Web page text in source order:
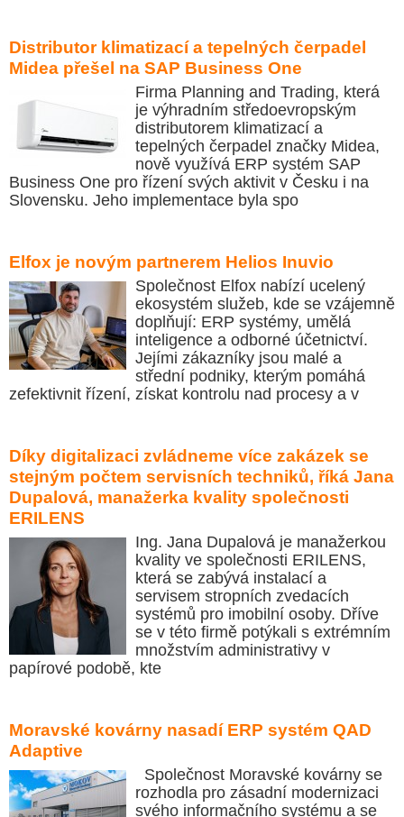
Distributor klimatizací a tepelných čerpadel
Midea přešel na SAP Business One
Firma Planning and Trading, která
je výhradním středoevropským
distributorem klimatizací a
tepelných čerpadel značky Midea,
nově využívá ERP systém SAP
Business One pro řízení svých aktivit v Česku i na
Slovensku. Jeho implementace byla spo
Elfox je novým partnerem Helios Inuvio
Společnost Elfox nabízí ucelený
ekosystém služeb, kde se vzájemně
doplňují: ERP systémy, umělá
inteligence a odborné účetnictví.
Jejími zákazníky jsou malé a
střední podniky, kterým pomáhá
zefektivnit řízení, získat kontrolu nad procesy a v
Díky digitalizaci zvládneme více zakázek se
stejným počtem servisních techniků, říká Jana
Dupalová, manažerka kvality společnosti
ERILENS
Ing. Jana Dupalová je manažerkou
kvality ve společnosti ERILENS,
která se zabývá instalací a
servisem stropních zvedacích
systémů pro imobilní osoby. Dříve
se v této firmě potýkali s extrémním
množstvím administrativy v
papírové podobě, kte
Moravské kovárny nasadí ERP systém QAD
Adaptive
Společnost Moravské kovárny se
rozhodla pro zásadní modernizaci
svého informačního systému a se